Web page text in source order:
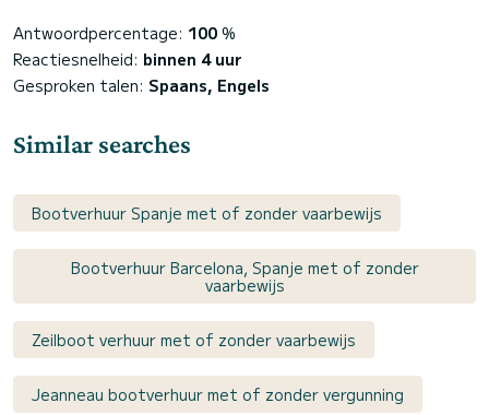
Antwoordpercentage: 100 %
Reactiesnelheid: binnen 4 uur
Gesproken talen: Spaans, Engels
Similar searches
Bootverhuur Spanje met of zonder vaarbewijs
Bootverhuur Barcelona, Spanje met of zonder
vaarbewijs
Zeilboot verhuur met of zonder vaarbewijs
Jeanneau bootverhuur met of zonder vergunning